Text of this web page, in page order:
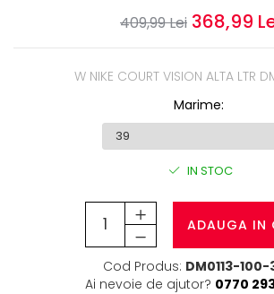
409,99 Lei 368,99
W NIKE COURT VISION ALTA LTR
Marime:
IN STOC
ADAUGA IN
Cod Produs: DM0113-100-
Ai nevoie de ajutor? 0770